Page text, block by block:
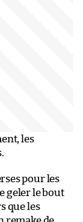
les
pour les
geler le bout
que les